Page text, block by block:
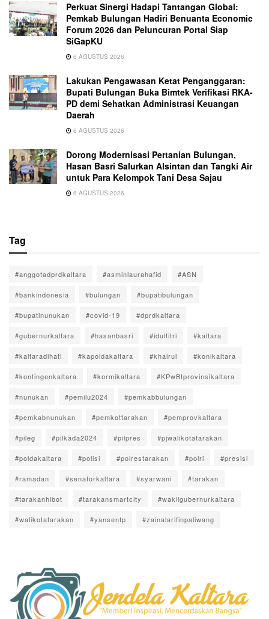
Perkuat Sinergi Hadapi Tantangan Global:
Pemkab Bulungan Hadiri Benuanta Economic
Forum 2026 dan Peluncuran Portal Siap
SiGapKU
6 AGUSTUS 2026
Lakukan Pengawasan Ketat Penganggaran:
Bupati Bulungan Buka Bimtek Verifikasi RKA-
PD demi Sehatkan Administrasi Keuangan
Daerah
6 AGUSTUS 2026
Dorong Modernisasi Pertanian Bulungan,
Hasan Basri Salurkan Alsintan dan Tangki Air
untuk Para Kelompok Tani Desa Sajau
6 AGUSTUS 2026
Tag
#anggotadprdkaltara #asminlaurahafid #ASN
#bankindonesia #bulungan #bupatibulungan
#bupatinunukan #covid-19 #dprdkaltara
#gubernurkaltara #hasanbasri #idulfitri #kaltara
#kaltaradihati #kapoldakaltara #khairul #konikaltara
#kontingenkaltara #kormikaltara #KPwBIprovinsikaltara
#nunukan #pemilu2024 #pemkabbulungan
#pemkabnunukan #pemkottarakan #pemprovkaltara
#pileg #pilkada2024 #pilpres #pjwalikotatarakan
#poldakaltara #polisi #polrestarakan #polri #presisi
#ramadan #senatorkaltara #syarwani #tarakan
#tarakanhibot #tarakansmartcity #wakilgubernurkaltara
#walikotatarakan #yansentp #zainalarifinpaliwang